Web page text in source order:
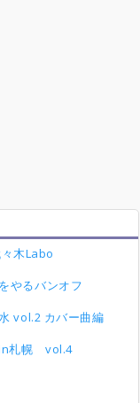
木Labo
やるバンオフ
vol.2 カバー曲編
in札幌 vol.4